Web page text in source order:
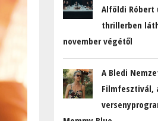
Alföldi Róbert
thrillerben
november végétől
A Bledi
Filmfesztivál,